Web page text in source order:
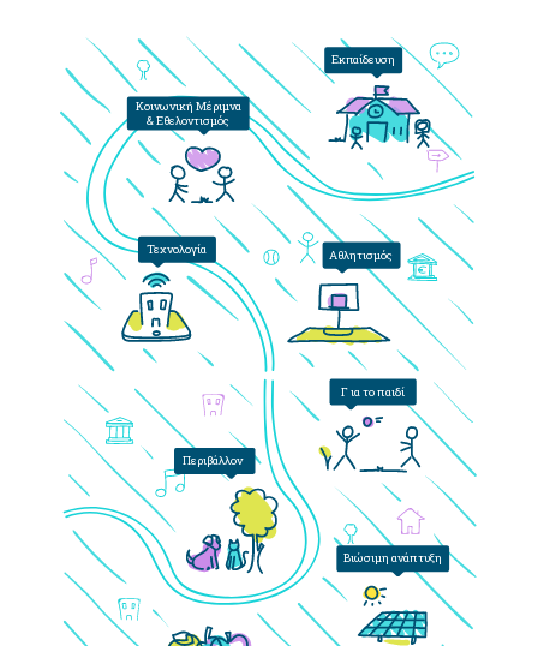
Εκπαίδευση
Αθλητισμός
Κοινωνική Μέριμνα
& Εθελοντισμός
Τεχνολογία
Περιβάλλον
Για το παιδί
Βιώσιμη ανάπτυξη